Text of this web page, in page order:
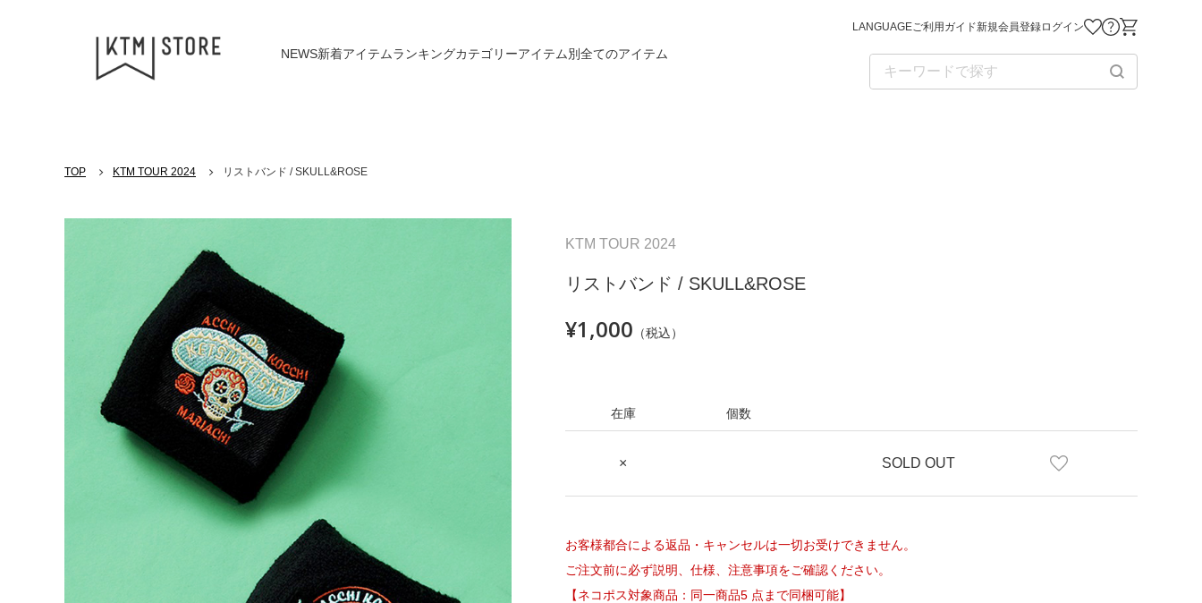
NEWS新着アイテムランキングカテゴリーアイテム別全てのアイテム
LANGUAGEご利用ガイド新規会員登録ログイン お気に入り商品
お問い合わせ
TOP KTM TOUR 2024 リストバンド / SKULL&ROSE
Previous
KTM TOUR 2024
リストバンド / SKULL&ROSE
¥1,000 （税込）
在庫 個数
× SOLD OUT
お客様都合による返品・キャンセルは一切お受けできません。
ご注文前に必ず説明、仕様、注意事項をご確認ください。
【ネコポス対象商品：同一商品5 点まで同梱可能】